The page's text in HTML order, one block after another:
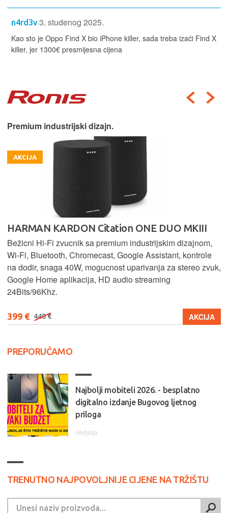
n4rd3v 3. studenog 2025.
Kao sto je Oppo Find X bio iPhone killer, sada treba izaći Find X
killer, jer 1300€ presmijesna cijena
Premium industrijski dizajn.
AKCIJA
HARMAN KARDON Citation ONE DUO MKIII
Bežicni Hi-Fi zvucnik sa premium industrijskim dizajnom,
Wi-Fi, Bluetooth, Chromecast, Google Assistant, kontrole
na dodir, snaga 40W, mogucnost uparivanja za stereo zvuk,
Google Home aplikacija, HD audio streaming
24Bits/96Khz.
399 € 448 € AKCIJA
PREPORUČAMO
Najbolji mobiteli 2026. - besplatno
digitalno izdanje Bugovog ljetnog
priloga
nedjelja
TRENUTNO NAJPOVOLJNIJE CIJENE NA TRŽIŠTU